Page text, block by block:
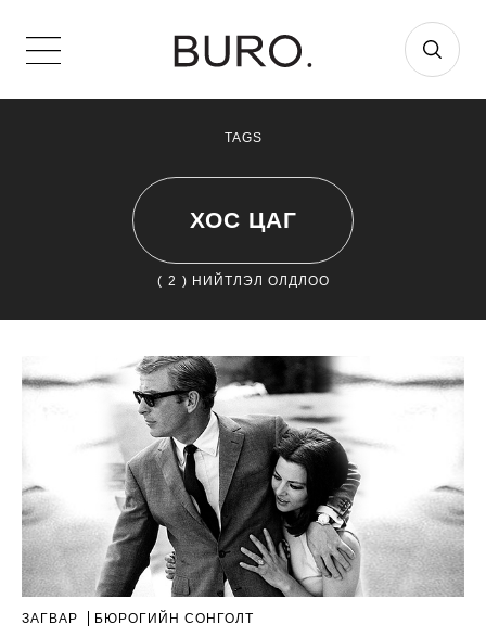
TAGS
ХОС ЦАГ
( 2 ) НИЙТЛЭЛ ОЛДЛОО
ЗАГВАР БЮРОГИЙН СОНГОЛТ